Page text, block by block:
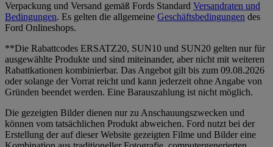
Verpackung und Versand gemäß Fords Standard Versandraten und
Bedingungen. Es gelten die allgemeine Geschäftsbedingungen des
Ford Onlineshops.
**Die Rabattcodes ERSATZ20, SUN10 und SUN20 gelten nur für
ausgewählte Produkte und sind miteinander, aber nicht mit weiteren
Rabattkationen kombinierbar. Das Angebot gilt bis zum 09.08.2026
oder solange der Vorrat reicht und kann jederzeit ohne Angabe von
Gründen beendet werden. Eine Barauszahlung ist nicht möglich.
Die gezeigten Bilder dienen nur zu Anschauungszwecken und
können vom tatsächlichen Produkt abweichen. Ford nutzt bei der
Erstellung der auf dieser Website gezeigten Filme und Bilder eine